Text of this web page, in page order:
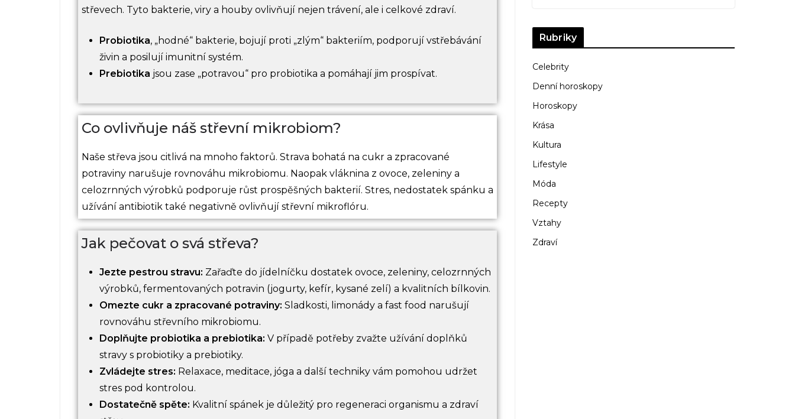
střevech. Tyto bakterie, viry a houby ovlivňují nejen trávení, ale i celkové zdraví.
Probiotika, „hodné“ bakterie, bojují proti „zlým“ bakteriím, podporují vstřebávání
živin a posilují imunitní systém.
Prebiotika jsou zase „potravou“ pro probiotika a pomáhají jim prospívat.
Co ovlivňuje náš střevní mikrobiom?
Naše střeva jsou citlivá na mnoho faktorů. Strava bohatá na cukr a zpracované
potraviny narušuje rovnováhu mikrobiomu. Naopak vláknina z ovoce, zeleniny a
celozrnných výrobků podporuje růst prospěšných bakterií. Stres, nedostatek spánku a
užívání antibiotik také negativně ovlivňují střevní mikroflóru.
Jak pečovat o svá střeva?
Jezte pestrou stravu: Zařaďte do jídelníčku dostatek ovoce, zeleniny, celozrnných
výrobků, fermentovaných potravin (jogurty, kefír, kysané zelí) a kvalitních bílkovin.
Omezte cukr a zpracované potraviny: Sladkosti, limonády a fast food narušují
rovnováhu střevního mikrobiomu.
Doplňujte probiotika a prebiotika: V případě potřeby zvažte užívání doplňků
stravy s probiotiky a prebiotiky.
Zvládejte stres: Relaxace, meditace, jóga a další techniky vám pomohou udržet
stres pod kontrolou.
Dostatečně spěte: Kvalitní spánek je důležitý pro regeneraci organismu a zdraví
Rubriky
Celebrity
Denní horoskopy
Horoskopy
Krása
Kultura
Lifestyle
Móda
Recepty
Vztahy
Zdraví